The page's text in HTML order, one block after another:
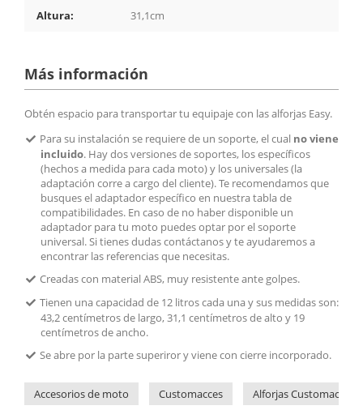
Altura: 31,1cm
Más información
Obtén espacio para transportar tu equipaje con las alforjas Easy.
Para su instalación se requiere de un soporte, el cual no viene
incluido. Hay dos versiones de soportes, los específicos
(hechos a medida para cada moto) y los universales (la
adaptación corre a cargo del cliente). Te recomendamos que
busques el adaptador específico en nuestra tabla de
compatibilidades. En caso de no haber disponible un
adaptador para tu moto puedes optar por el soporte
universal. Si tienes dudas contáctanos y te ayudaremos a
encontrar las referencias que necesitas.
Creadas con material ABS, muy resistente ante golpes.
Tienen una capacidad de 12 litros cada una y sus medidas son:
43,2 centímetros de largo, 31,1 centímetros de alto y 19
centímetros de ancho.
Se abre por la parte superiror y viene con cierre incorporado.
Accesorios de moto Customacces Alforjas Customacces